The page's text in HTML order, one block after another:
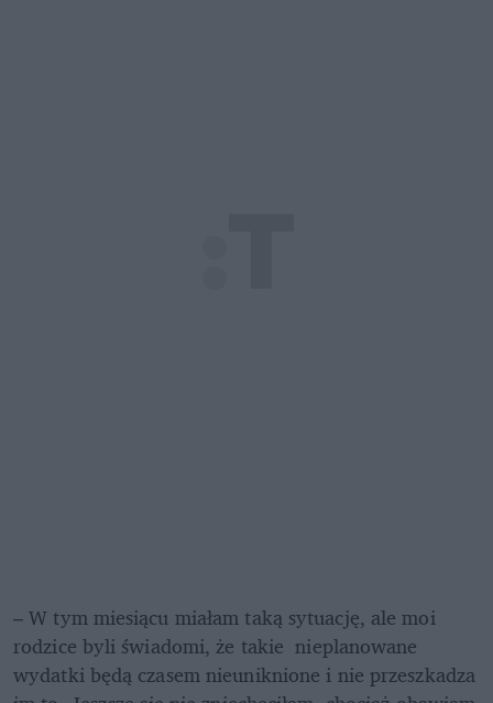
– W tym miesiącu miałam taką sytuację, ale moi
rodzice byli świadomi, że takie  nieplanowane
wydatki będą czasem nieuniknione i nie przeszkadza